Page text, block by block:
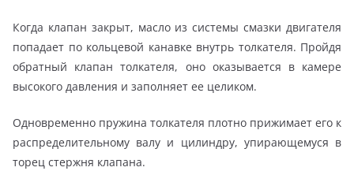
Когда клапан закрыт, масло из системы смазки двигателя
попадает по кольцевой канавке внутрь толкателя. Пройдя
обратный клапан толкателя, оно оказывается в камере
высокого давления и заполняет ее целиком.
Одновременно пружина толкателя плотно прижимает его к
распределительному валу и цилиндру, упирающемуся в
торец стержня клапана.